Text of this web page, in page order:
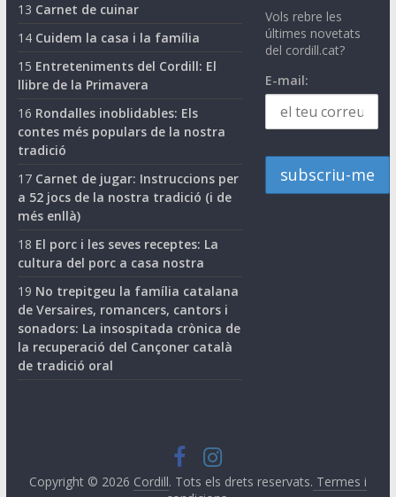
13 Carnet de cuinar
14 Cuidem la casa i la família
15 Entreteniments del Cordill: El
llibre de la Primavera
16 Rondalles inoblidables: Els
contes més populars de la nostra
tradició
17 Carnet de jugar: Instruccions per
a 52 jocs de la nostra tradició (i de
més enllà)
18 El porc i les seves receptes: La
cultura del porc a casa nostra
19 No trepitgeu la família catalana
de Versaires, romancers, cantors i
sonadors: La insospitada crònica de
la recuperació del Cançoner català
de tradició oral
Vols rebre les
últimes novetats
del cordill.cat?
E-mail:
Copyright © 2026 Cordill. Tots els drets reservats. Termes i